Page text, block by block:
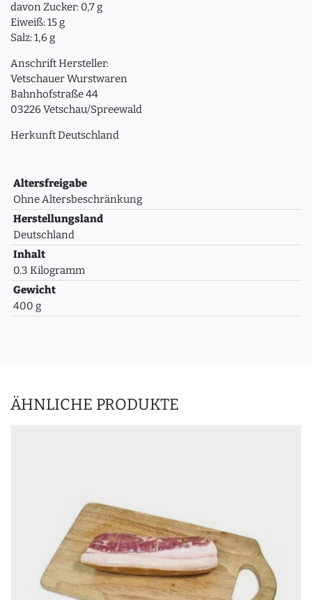
davon Zucker: 0,7 g
Eiweiß: 15 g
Salz: 1,6 g
Anschrift Hersteller:
Vetschauer Wurstwaren
Bahnhofstraße 44
03226 Vetschau/Spreewald
Herkunft Deutschland
Altersfreigabe
Ohne Altersbeschränkung
Herstellungsland
Deutschland
Inhalt
0.3 Kilogramm
Gewicht
400 g
ÄHNLICHE PRODUKTE